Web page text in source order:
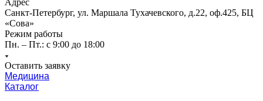
Адрес
Санкт-Петербург, ул. Маршала Тухачевского, д.22, оф.425, БЦ
«Сова»
Режим работы
Пн. – Пт.: с 9:00 до 18:00
Оставить заявку
Медицина
Каталог